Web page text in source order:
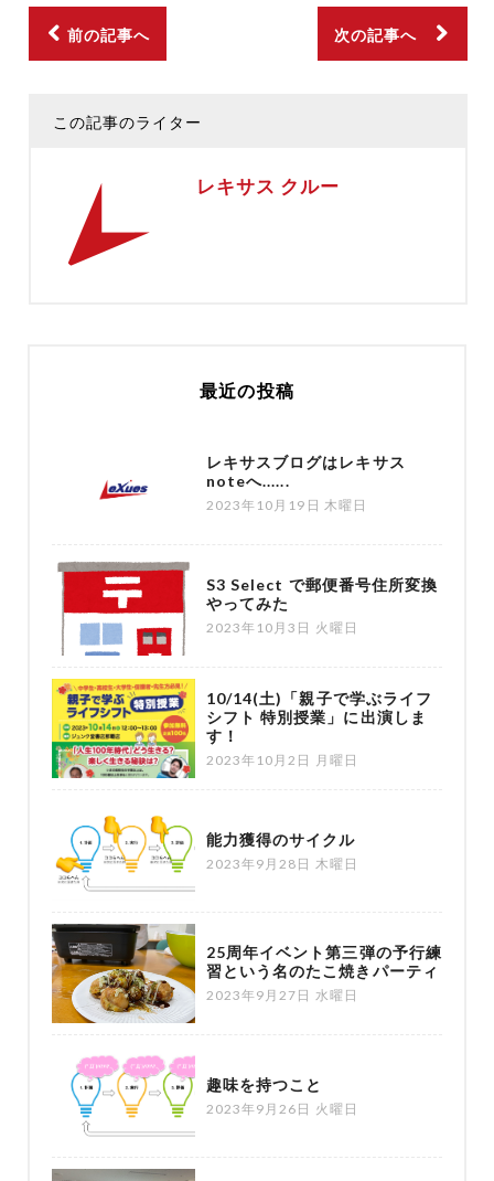
前の記事へ 次の記事へ
この記事のライター
レキサス クルー
最近の投稿
レキサスブログはレキサス
noteへ......
2023年10月19日 木曜日
S3 Select で郵便番号住所変換
やってみた
2023年10月3日 火曜日
10/14(土)「親子で学ぶライフ
シフト 特別授業」に出演しま
す！
2023年10月2日 月曜日
能力獲得のサイクル
2023年9月28日 木曜日
25周年イベント第三弾の予行練
習という名のたこ焼きパーティ
2023年9月27日 水曜日
趣味を持つこと
2023年9月26日 火曜日